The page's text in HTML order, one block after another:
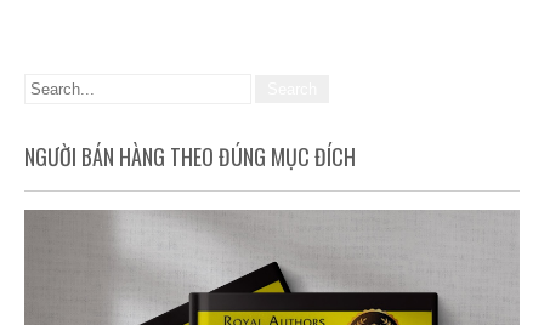
NGƯỜI BÁN HÀNG THEO ĐÚNG MỤC ĐÍCH